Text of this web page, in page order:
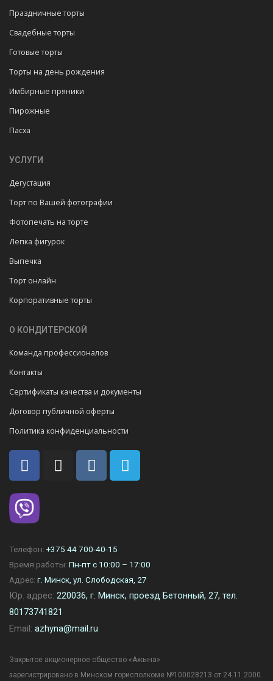
Праздничные торты
Свадебные торты
Готовые торты
Торты на день рождения
Имбирные пряники
Пирожные
Пасха
УСЛУГИ
Дегустация
Торт по Вашей фотографии
Фотопечать на торте
Лепка фигурок
Выпечка
Торт онлайн
Корпоративные торты
О КОНДИТЕРСКОЙ
Команда профессионалов
Контакты
Сертификаты качества и документы
Договор публичной оферты
Политика конфиденциальности
Телефон: +375 44 700-40-15
Время работы: Пн-пт с 10:00 – 17:00
Адрес: г. Минск, ул. Слободская, 27
Юр. адрес: 220036, г. Минск, проезд Бетонный, 27, тел.
80173741821
Email: azhyna@mail.ru
Закрытое акционерное общество «Ажына»
зарегистрировано в Минском горисполкоме №100028213 от 24.11.2000.